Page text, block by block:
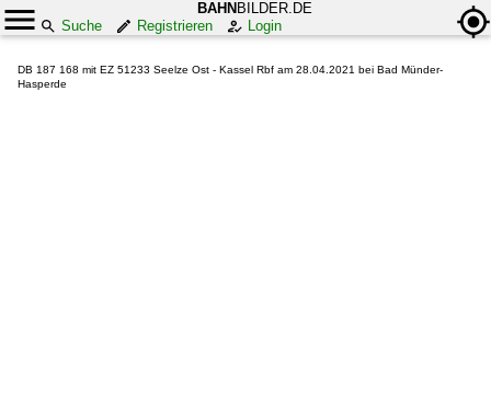
BAHN BILDER.DE
Suche
Registrieren Login
DB 187 168 mit EZ 51233 Seelze Ost - Kassel Rbf am 28.04.2021 bei Bad Münder-
Hasperde